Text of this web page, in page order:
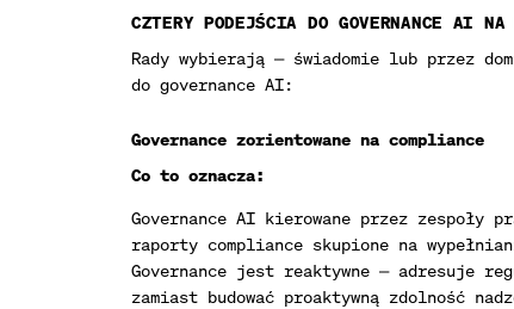
CZTERY PODEJŚCIA DO GOVERNANCE AI
Rady wybierają — świadomie lub przez
do governance AI:
Governance zorientowane na compliance
Co to oznacza:
Governance AI kierowane przez zespoły
raporty compliance skupione na
Governance jest reaktywne — adresuje
zamiast budować proaktywną zdolność